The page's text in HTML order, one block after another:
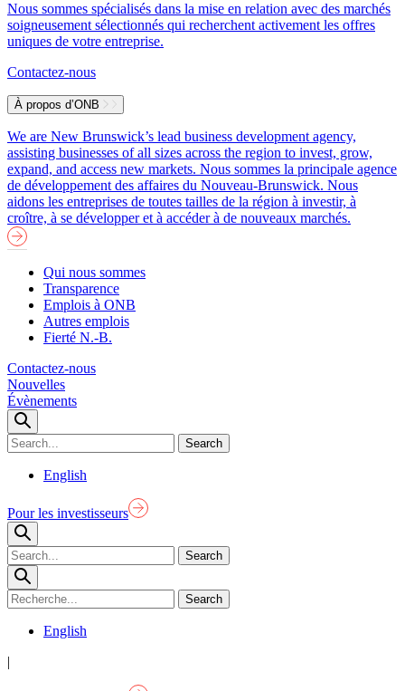
Nous sommes spécialisés dans la mise en relation avec des marchés
soigneusement sélectionnés qui recherchent activement les offres
uniques de votre entreprise.
Contactez-nous
À propos d’ONB
We are New Brunswick’s lead business development agency,
assisting businesses of all sizes across the region to invest, grow,
expand, and access new markets. Nous sommes la principale agence
de développement des affaires du Nouveau-Brunswick. Nous
aidons les entreprises de toutes tailles de la région à investir, à
croître, à se développer et à accéder à de nouveaux marchés.
Qui nous sommes
Transparence
Emplois à ONB
Autres emplois
Fierté N.-B.
Contactez-nous
Nouvelles
Évènements
English
Pour les investisseurs
English
|